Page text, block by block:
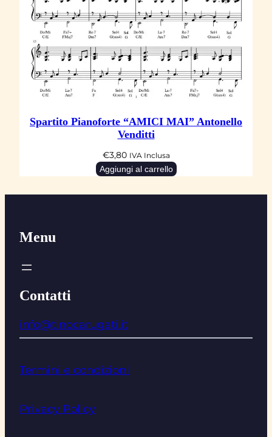
Spartito Pianoforte “AMICI MAI” Antonello
Venditti
€3,80 IVA Inclusa
Aggiungi al carrello
Menu
Contatti
info@tinocarugati.it
Termini e condizioni
Privacy Policy